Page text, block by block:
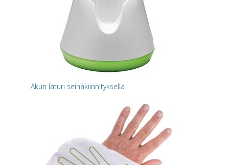
Akun laturi seinäkiinnityksellä